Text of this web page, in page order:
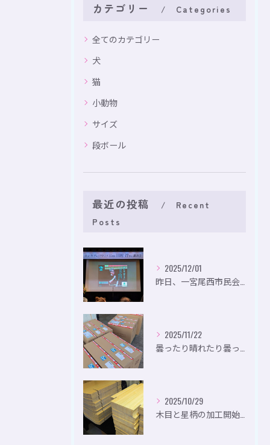
カテゴリー Categories
全てのカテゴリー
犬
猫
小動物
サイズ
段ボール
最近の投稿
Recent
Posts
2025/12/01
2025/11/22
2025/10/29